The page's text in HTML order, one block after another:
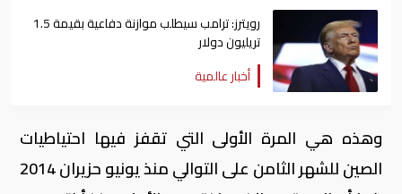
رويترز: ترامب سيطلب موازنة دفاعية بقيمة 1.5
تريليون دولار
أخبار عالمية
وهذه هي المرة الأولى التي تقفز فيها احتياطيات
الصين للشهر الثامن على التوالي منذ يونيو حزيران 2014